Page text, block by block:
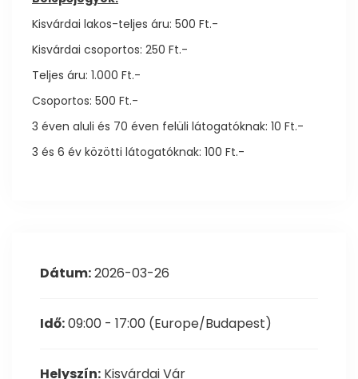
Kisvárdai lakos-teljes áru: 500 Ft.-
Kisvárdai csoportos: 250 Ft.-
Teljes áru: 1.000 Ft.-
Csoportos: 500 Ft.-
3 éven aluli és 70 éven felüli látogatóknak: 10 Ft.-
3 és 6 év közötti látogatóknak: 100 Ft.-
Dátum:2026-03-26
Idő:09:00 - 17:00 (Europe/Budapest)
Helyszín: Kisvárdai Vár